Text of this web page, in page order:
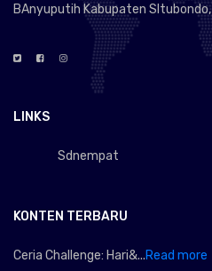
BAnyuputih Kabupaten SItubondo,
LINKS
Sdnempat
KONTEN TERBARU
Ceria Challenge: Hari&...Read more